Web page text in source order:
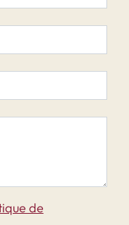
de